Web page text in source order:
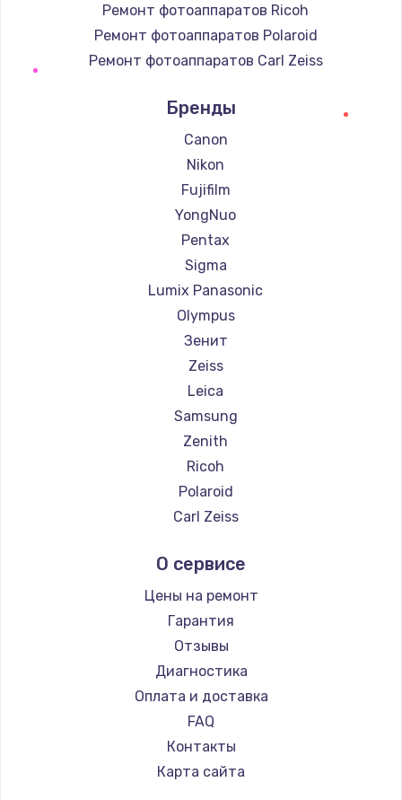
Ремонт фотоаппаратов Ricoh
Ремонт фотоаппаратов Polaroid
Ремонт фотоаппаратов Carl Zeiss
Ремонт фотоаппаратов LUMIX
Ремонт фотоаппаратов Kodak
Ремонт фотоаппаратов Blackmagic
Бренды
Canon
Nikon
Fujifilm
YongNuo
Pentax
Sigma
Lumix Panasonic
Olympus
Зенит
Zeiss
Leica
Samsung
Zenith
Ricoh
Polaroid
Carl Zeiss
LUMIX
Kodak
Blackmagic
О сервисе
Цены на ремонт
Гарантия
Отзывы
Диагностика
Оплата и доставка
FAQ
Контакты
Карта сайта